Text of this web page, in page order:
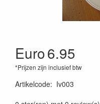
Euro6.95
*Prijzen zijn inclusief btw
Artikelcode: Iv003